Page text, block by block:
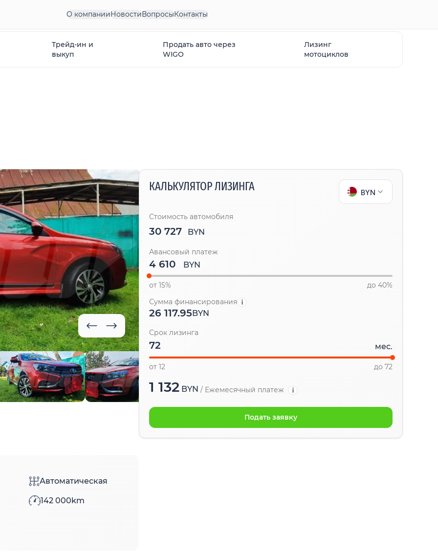
О компанииНовостиВопросыКонтакты
Трейд-ин и
выкуп
Продать авто через
WIGO
Лизинг
мотоциклов
Автоматическая
142 000km
КАЛЬКУЛЯТОР ЛИЗИНГА BYN
Стоимость автомобиля
30 727 BYN
Авансовый платеж
BYN
от 15%
до 40%
Сумма финансирования
26 117.95BYN
Срок лизинга
мес.
от 12 до 72
1 132 BYN / Ежемесячный платеж
Подать заявку